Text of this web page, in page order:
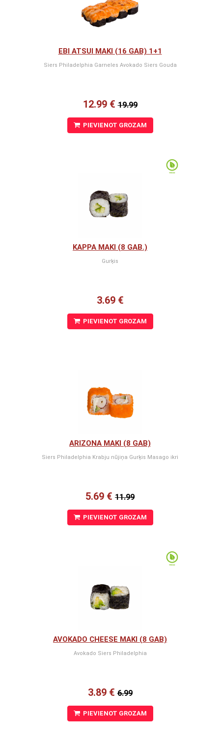
EBI ATSUI MAKI (16 GAB) 1+1
Siers Philadelphia Garneles Avokado Siers Gouda
12.99 €19.99
PIEVIENOT GROZAM
KAPPA MAKI (8 GAB.)
Gurķis
3.69 €
PIEVIENOT GROZAM
ARIZONA MAKI (8 GAB)
Siers Philadelphia Krabju nūjiņa Gurķis Masago ikri
5.69 € 11.99
PIEVIENOT GROZAM
AVOKADO CHEESE MAKI (8 GAB)
Avokado Siers Philadelphia
3.89 €6.99
PIEVIENOT GROZAM